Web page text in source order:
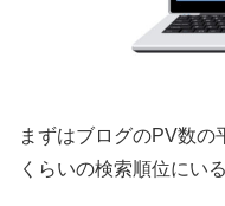
まずはブログのPV数の
くらいの検索順位にい